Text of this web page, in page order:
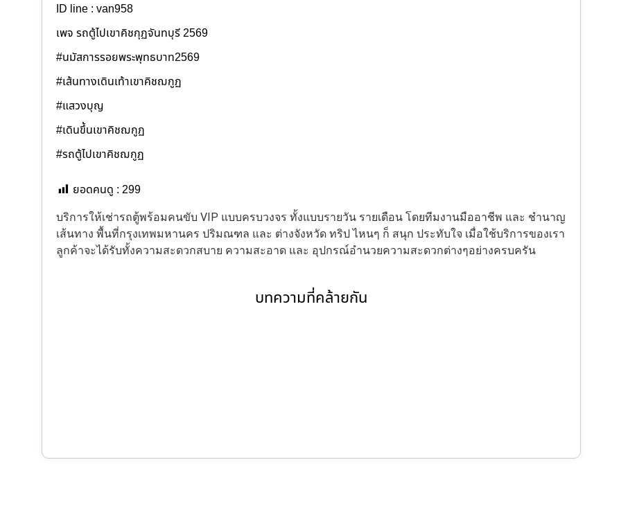
ID line : van958
เพจ รถตู้ไปเขาคิชกุฏจันทบุรี 2569
#นมัสการรอยพระพุทธบาท2569
#เส้นทางเดินเท้าเขาคิชฌกูฏ
#แสวงบุญ
#เดินขึ้นเขาคิชฌกูฏ
#รถตู้ไปเขาคิชฌกูฏ
ยอดคนดู : 299
บริการให้เช่ารถตู้พร้อมคนขับ VIP แบบครบวงจร ทั้งแบบรายวัน รายเดือน โดยทีมงานมืออาชีพ และ ชำนาญ
เส้นทาง พื้นที่กรุงเทพมหานคร ปริมณฑล และ ต่างจังหวัด ทริป ไหนๆ ก็ สนุก ประทับใจ เมื่อใช้บริการของเรา
ลูกค้าจะได้รับทั้งความสะดวกสบาย ความสะอาด และ อุปกรณ์อำนวยความสะดวกต่างๆอย่างครบครัน
บทความที่คล้ายกัน